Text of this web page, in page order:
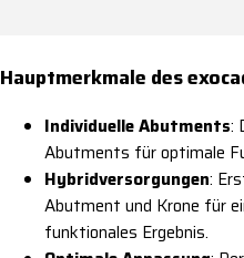
Hauptmerkmale des
Individuelle Abutments:
Abutments für optimale
Hybridversorgungen:
Abutment und Krone für
funktionales Ergebnis.